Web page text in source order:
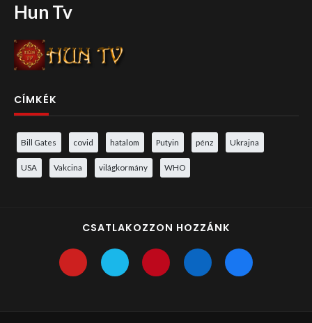
Hun Tv
CÍMKÉK
Bill Gates covid hatalom Putyin pénz Ukrajna
USA Vakcina világkormány WHO
CSATLAKOZZON HOZZÁNK